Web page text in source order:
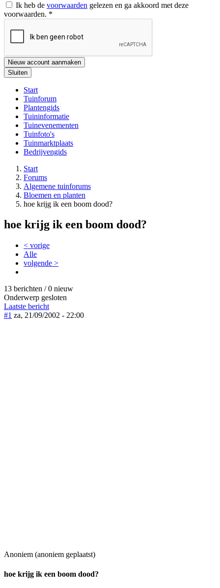
Ik heb de voorwaarden gelezen en ga akkoord met deze
voorwaarden. *
Nieuw account aanmaken
Sluiten
Start
Tuinforum
Plantengids
Tuininformatie
Tuinevenementen
Tuinfoto's
Tuinmarktplaats
Bedrijvengids
Start
Forums
Algemene tuinforums
Bloemen en planten
hoe krijg ik een boom dood?
hoe krijg ik een boom dood?
< vorige
Alle
volgende >
13 berichten / 0 nieuw
Onderwerp gesloten
Laatste bericht
#1 za, 21/09/2002 - 22:00
Anoniem (anoniem geplaatst)
hoe krijg ik een boom dood?